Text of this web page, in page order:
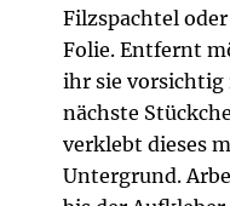
Filzspachtel
Folie. Entfernt
ihr sie vorsichtig
nächste
verklebt dieses
Untergrund.